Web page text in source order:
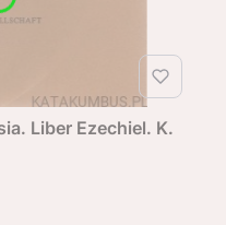
Liber Ezechiel. K.